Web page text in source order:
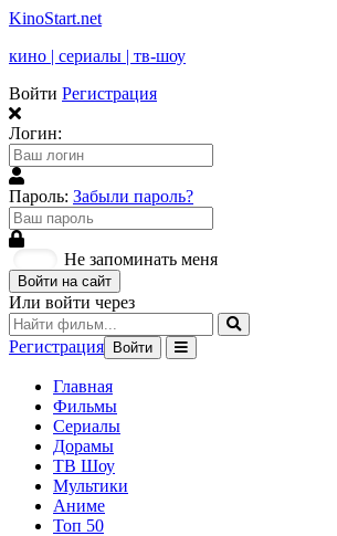
KinoStart.net
кино | сериалы | тв-шоу
Войти Регистрация
Логин:
Пароль: Забыли пароль?
Не запоминать меня
Войти на сайт
Или войти через
Регистрация Войти
Главная
Фильмы
Сериалы
Дорамы
ТВ Шоу
Мультики
Аниме
Топ 50